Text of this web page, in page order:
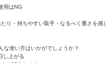
用はNG
り・持ちやすい取手・なるべく重さを感
使い方はいかがでしょうか？
し上がる